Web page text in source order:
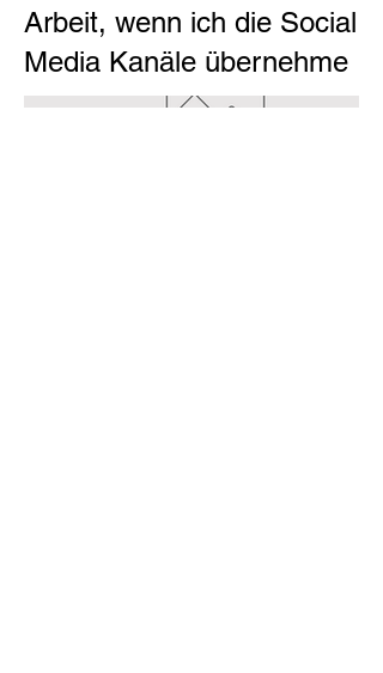
Arbeit, wenn ich die Social
Media Kanäle übernehme